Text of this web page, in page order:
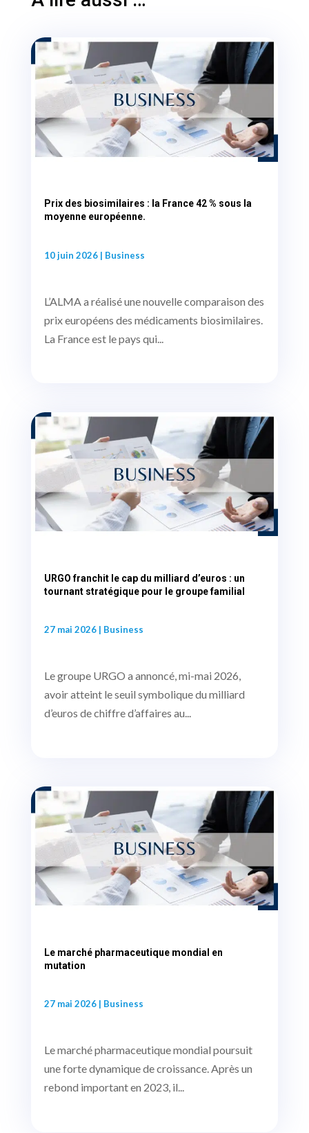
Prix des biosimilaires : la France 42 % sous la
moyenne européenne.
10 juin 2026| Business
L’ALMA a réalisé une nouvelle comparaison des
prix européens des médicaments biosimilaires.
La France est le pays qui...
URGO franchit le cap du milliard d’euros : un
tournant stratégique pour le groupe familial
27 mai 2026| Business
Le groupe URGO a annoncé, mi-mai 2026,
avoir atteint le seuil symbolique du milliard
d’euros de chiffre d’affaires au...
Le marché pharmaceutique mondial en
mutation
27 mai 2026| Business
Le marché pharmaceutique mondial poursuit
une forte dynamique de croissance. Après un
rebond important en 2023, il...